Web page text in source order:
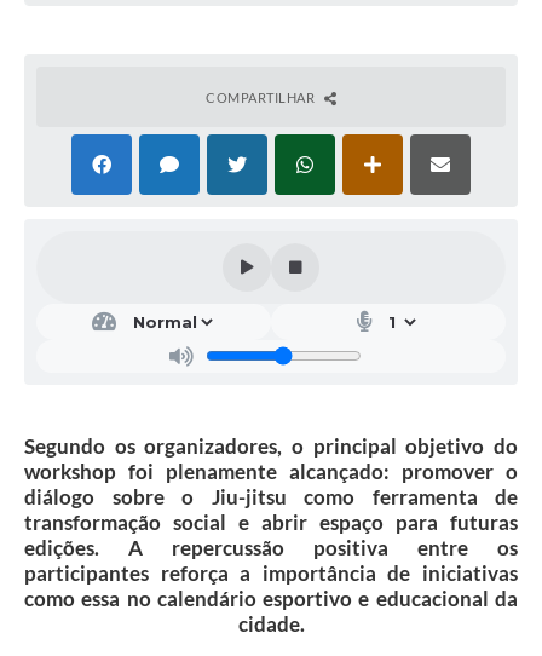
COMPARTILHAR
Segundo os organizadores, o principal objetivo do
workshop foi plenamente alcançado: promover o
diálogo sobre o Jiu-jitsu como ferramenta de
transformação social e abrir espaço para futuras
edições. A repercussão positiva entre os
participantes reforça a importância de iniciativas
como essa no calendário esportivo e educacional da
cidade.